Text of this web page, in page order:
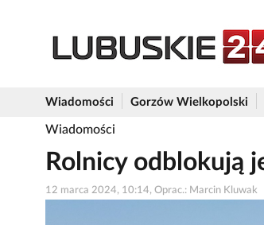
Wiadomości Gorzów Wielkopolski
Wiadomości
Rolnicy odblokują
12 marca 2024, 10:14, Oprac.: Marcin Kluwak